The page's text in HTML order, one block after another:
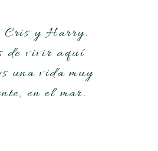
Cris y Harry.
de vivir aquí
una vida muy
en el mar.